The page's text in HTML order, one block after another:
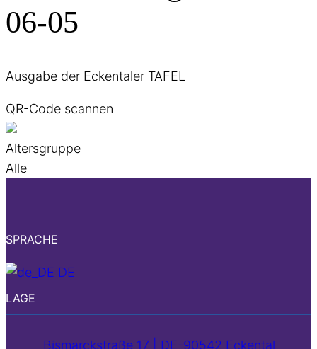
06-05
Ausgabe der Eckentaler TAFEL
QR-Code scannen
Altersgruppe
Alle
SPRACHE
DE
LAGE
Bismarckstraße 17 | DE-90542 Eckental